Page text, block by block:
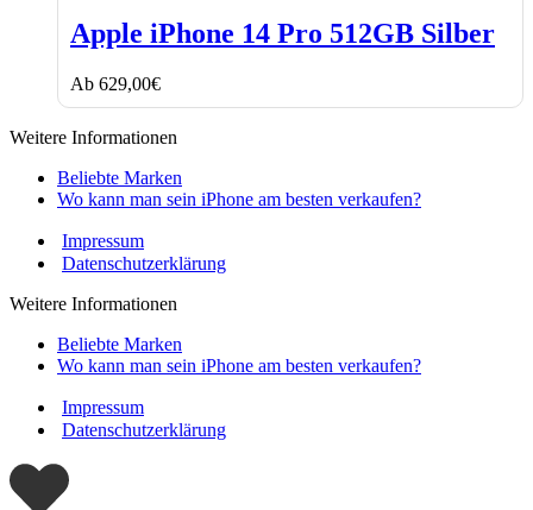
iPhone
14
512GB
Silber
Apple iPhone 14 Pro 512GB Silber
Ab 629,00€
Weitere Informationen
Beliebte Marken
Wo kann man sein iPhone am besten verkaufen?
Impressum
Datenschutzerklärung
Weitere Informationen
Beliebte Marken
Wo kann man sein iPhone am besten verkaufen?
Impressum
Datenschutzerklärung